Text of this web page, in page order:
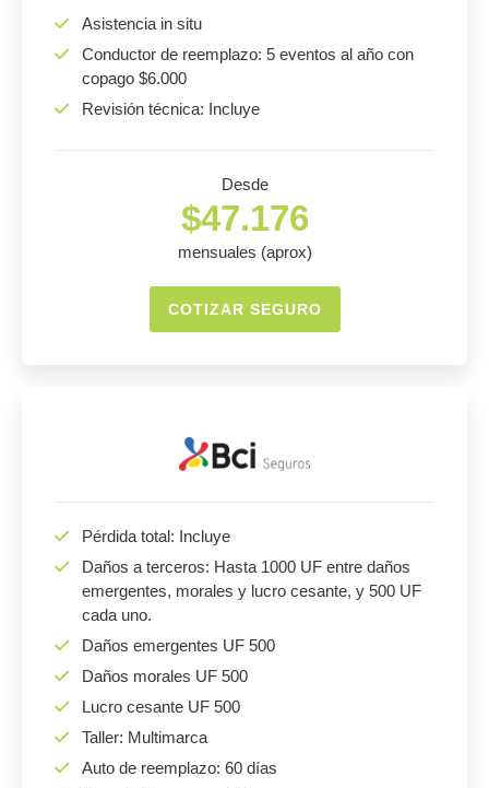
Asistencia in situ
Conductor de reemplazo: 5 eventos al año con
copago $6.000
Revisión técnica: Incluye
Desde
$47.176
mensuales (aprox)
COTIZAR SEGURO
Pérdida total: Incluye
Daños a terceros: Hasta 1000 UF entre daños
emergentes, morales y lucro cesante, y 500 UF
cada uno.
Daños emergentes UF 500
Daños morales UF 500
Lucro cesante UF 500
Taller: Multimarca
Auto de reemplazo: 60 días